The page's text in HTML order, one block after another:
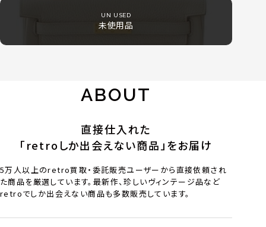
UN USED
未使用品
ABOUT
直接仕入れた
「retroしか出会えない商品」をお届け
5万人以上のretro買取・委託販売ユーザーから直接依頼され
た商品を厳選しています。最新作、珍しいヴィンテージ品など
retroでしか出会えない商品も多数販売しています。